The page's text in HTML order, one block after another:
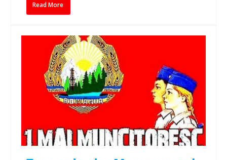
Read More